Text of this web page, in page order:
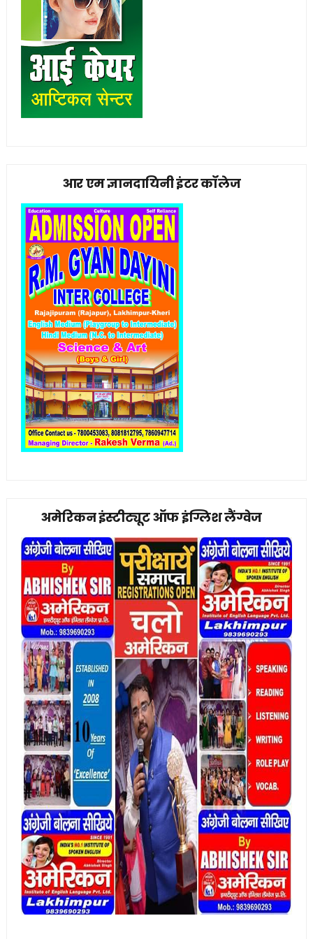
आर एम ज्ञानदायिनी इंटर कॉलेज
अमेरिकन इंस्टीट्यूट ऑफ इंग्लिश लैंग्वेज